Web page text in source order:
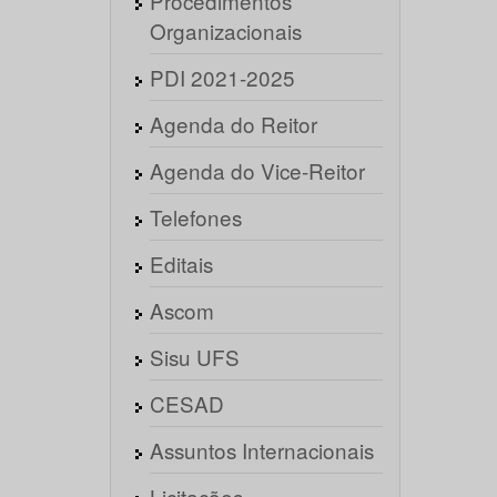
Organizacionais
PDI 2021-2025
Agenda do Reitor
Agenda do Vice-Reitor
Telefones
Editais
Ascom
Sisu UFS
CESAD
Assuntos Internacionais